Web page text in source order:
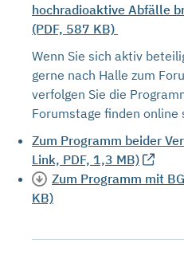
hochradioaktive Abfälle
(PDF, 587 KB)
Wenn Sie sich aktiv
gerne nach Halle zum
verfolgen Sie die
Forumstage finden online
Zum Programm beider
Link, PDF, 1,3 MB)
Zum Programm mit
KB)